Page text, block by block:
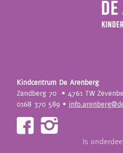
Kindcentrum De Arenberg
Zandberg 70
• 4761 TW
0168 370 589 •
Is